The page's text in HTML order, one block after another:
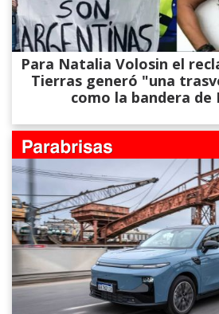
Para Natalia Volosin el
Tierras generó "una
como la bandera de